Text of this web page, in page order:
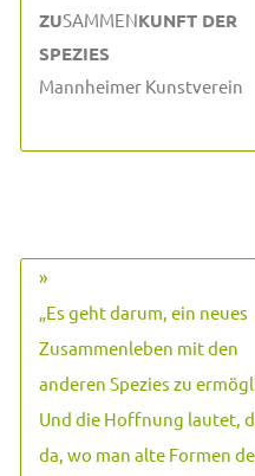
ZUSAMMENKUNFT DER
SPEZIES
Mannheimer Kunstverein
»
„Es geht darum, ein neues
Zusammenleben mit den
anderen Spezies zu
Und die Hoffnung lautet,
da, wo man alte Formen